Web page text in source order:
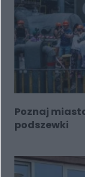
Poznaj
podszewki